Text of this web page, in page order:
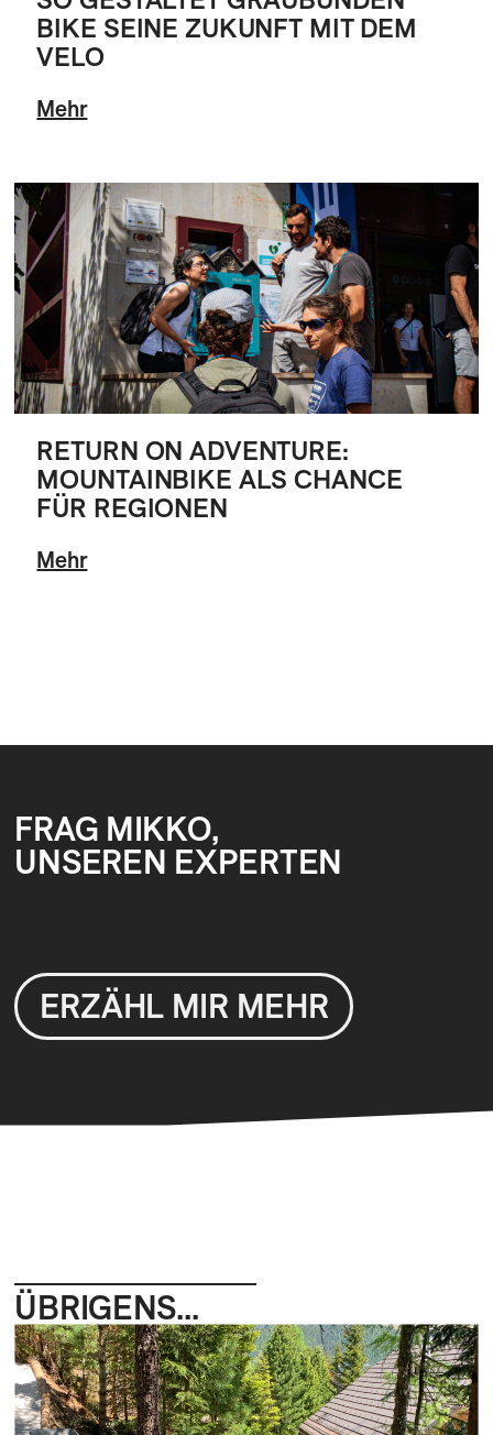
BIKE SEINE ZUKUNFT MIT DEM
VELO
Mehr
RETURN ON ADVENTURE:
MOUNTAINBIKE ALS CHANCE
FÜR REGIONEN
Mehr
FRAG MIKKO,
UNSEREN EXPERTEN
ERZÄHL MIR MEHR
ÜBRIGENS...